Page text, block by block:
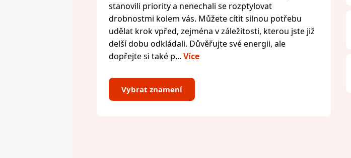
stanovili priority a nenechali se rozptylovat
drobnostmi kolem vás. Můžete cítit silnou potřebu
udělat krok vpřed, zejména v záležitosti, kterou jste již
delší dobu odkládali. Důvěřujte své energii, ale
dopřejte si také p... Více
Vybrat znamení